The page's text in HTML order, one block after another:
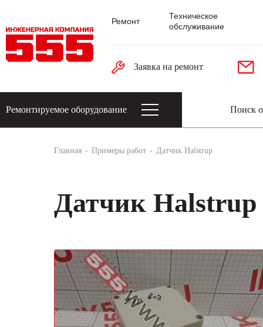
Ремонт
Техническое
обслуживание
Заявка на ремонт
Ремонтируемое оборудование
Главная Примеры работ Датчик Halstrup
Датчик Halstrup